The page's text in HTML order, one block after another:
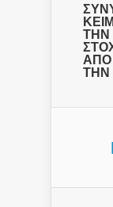
ΤΗΝ
ΑΠΟ
ΤΗΝ